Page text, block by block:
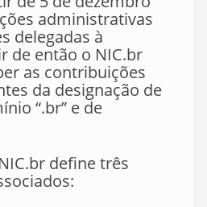
administrativas
delegadas à
de então o NIC.br
as contribuições
da designação de
“.br” e de
define três